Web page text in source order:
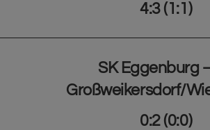
4:3 (1:1)
SK Eggenburg
Großweikersdorf/
0:2 (0:0)